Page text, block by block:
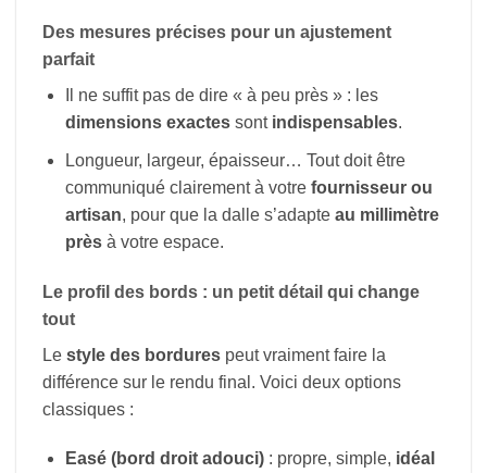
Des mesures précises pour un ajustement
parfait
Il ne suffit pas de dire « à peu près » : les
dimensions exactessont indispensables.
Longueur, largeur, épaisseur… Tout doit être
communiqué clairement à votre fournisseur ou
artisan, pour que la dalle s’adapte au millimètre
prèsà votre espace.
Le profil des bords : un petit détail qui change
tout
Le style des bordures peut vraiment faire la
différence sur le rendu final. Voici deux options
classiques :
Easé (bord droit adouci): propre, simple, idéal